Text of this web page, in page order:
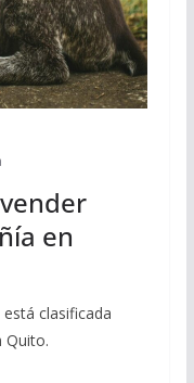
en
clasificada
Quito.